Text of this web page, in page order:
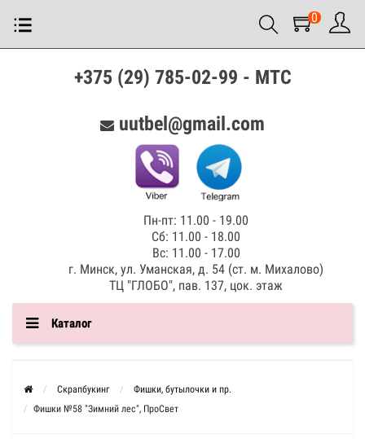
0
+375 (29) 785-02-99 - МТС
uutbel@gmail.com
Пн-пт: 11.00 - 19.00
Сб: 11.00 - 18.00
Вс: 11.00 - 17.00
г. Минск, ул. Уманская, д. 54 (ст. м. Михалово)
ТЦ "ГЛОБО", пав. 137, цок. этаж
Каталог
Скрапбукинг
Фишки, бутылочки и пр.
Фишки №58 "Зимний лес", ПроСвет